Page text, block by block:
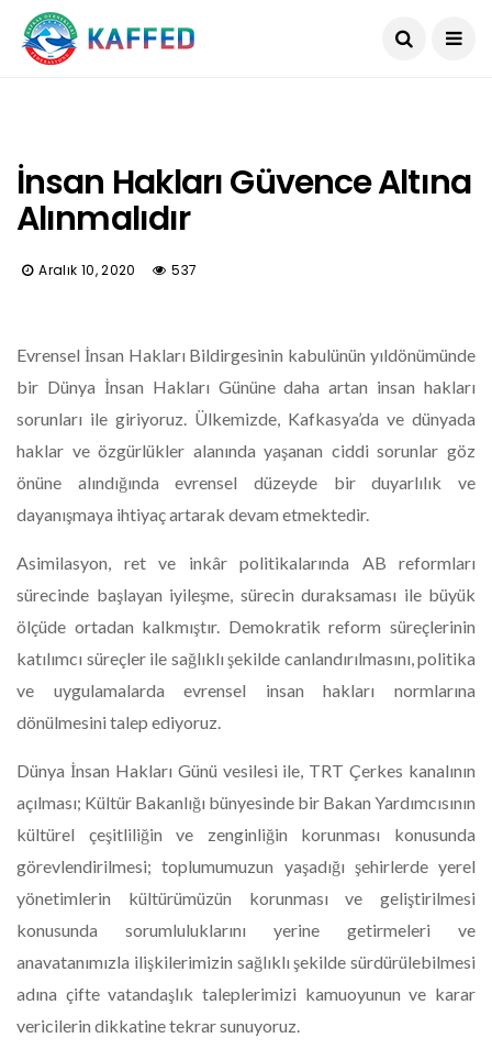
İnsan Hakları Güvence Altına
Alınmalıdır
Aralık 10, 2020 537
Evrensel İnsan Hakları Bildirgesinin kabulünün yıldönümünde
bir Dünya İnsan Hakları Gününe daha artan insan hakları
sorunları ile giriyoruz. Ülkemizde, Kafkasya’da ve dünyada
haklar ve özgürlükler alanında yaşanan ciddi sorunlar göz
önüne alındığında evrensel düzeyde bir duyarlılık ve
dayanışmaya ihtiyaç artarak devam etmektedir.
Asimilasyon, ret ve inkâr politikalarında AB reformları
sürecinde başlayan iyileşme, sürecin duraksaması ile büyük
ölçüde ortadan kalkmıştır. Demokratik reform süreçlerinin
katılımcı süreçler ile sağlıklı şekilde canlandırılmasını, politika
ve uygulamalarda evrensel insan hakları normlarına
dönülmesini talep ediyoruz.
Dünya İnsan Hakları Günü vesilesi ile, TRT Çerkes kanalının
açılması; Kültür Bakanlığı bünyesinde bir Bakan Yardımcısının
kültürel çeşitliliğin ve zenginliğin korunması konusunda
görevlendirilmesi; toplumumuzun yaşadığı şehirlerde yerel
yönetimlerin kültürümüzün korunması ve geliştirilmesi
konusunda sorumluluklarını yerine getirmeleri ve
anavatanımızla ilişkilerimizin sağlıklı şekilde sürdürülebilmesi
adına çifte vatandaşlık taleplerimizi kamuoyunun ve karar
vericilerin dikkatine tekrar sunuyoruz.